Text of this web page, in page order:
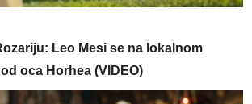
Leo Mesi se na lokalnom
oca Horhea (VIDEO)